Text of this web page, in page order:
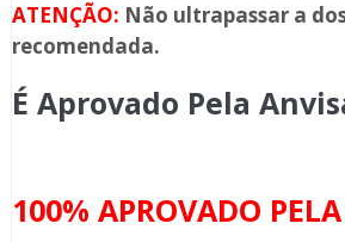
ATENÇÃO: Não ultrapassar a
recomendada.
É Aprovado Pela
100% APROVADO